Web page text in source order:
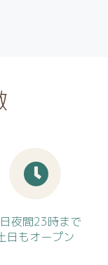
夜間23時まで
日もオープン